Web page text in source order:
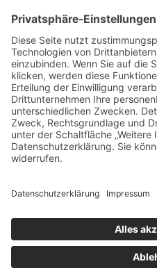
SICHERE BEZAHLUNG
ZUVERLÄSSIGER
Alle Preise inkl.
Versandkostenund ggf.